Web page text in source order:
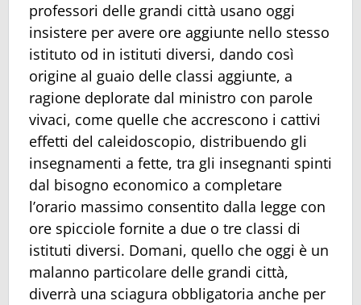
professori delle grandi città usano oggi
insistere per avere ore aggiunte nello stesso
istituto od in istituti diversi, dando così
origine al guaio delle classi aggiunte, a
ragione deplorate dal ministro con parole
vivaci, come quelle che accrescono i cattivi
effetti del caleidoscopio, distribuendo gli
insegnamenti a fette, tra gli insegnanti spinti
dal bisogno economico a completare
l’orario massimo consentito dalla legge con
ore spicciole fornite a due o tre classi di
istituti diversi. Domani, quello che oggi è un
malanno particolare delle grandi città,
diverrà una sciagura obbligatoria anche per